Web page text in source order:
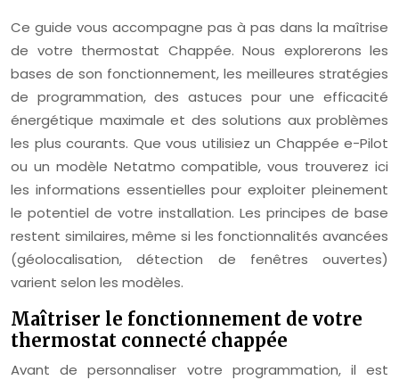
Ce guide vous accompagne pas à pas dans la maîtrise
de votre thermostat Chappée. Nous explorerons les
bases de son fonctionnement, les meilleures stratégies
de programmation, des astuces pour une efficacité
énergétique maximale et des solutions aux problèmes
les plus courants. Que vous utilisiez un Chappée e-Pilot
ou un modèle Netatmo compatible, vous trouverez ici
les informations essentielles pour exploiter pleinement
le potentiel de votre installation. Les principes de base
restent similaires, même si les fonctionnalités avancées
(géolocalisation, détection de fenêtres ouvertes)
varient selon les modèles.
Maîtriser le fonctionnement de votre
thermostat connecté chappée
Avant de personnaliser votre programmation, il est